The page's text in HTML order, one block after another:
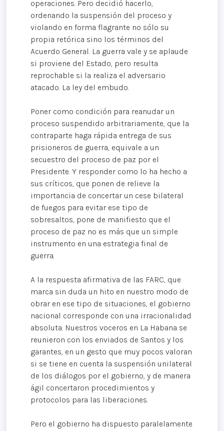
operaciones. Pero decidió hacerlo,
ordenando la suspensión del proceso y
violando en forma flagrante no sólo su
propia retórica sino los términos del
Acuerdo General. La guerra vale y se aplaude
si proviene del Estado, pero resulta
reprochable si la realiza el adversario
atacado. La ley del embudo.
Poner como condición para reanudar un
proceso suspendido arbitrariamente, que la
contraparte haga rápida entrega de sus
prisioneros de guerra, equivale a un
secuestro del proceso de paz por el
Presidente. Y responder como lo ha hecho a
sus críticos, que ponen de relieve la
importancia de concertar un cese bilateral
de fuegos para evitar ese tipo de
sobresaltos, pone de manifiesto que el
proceso de paz no es más que un simple
instrumento en una estrategia final de
guerra.
A la respuesta afirmativa de las FARC, que
marca sin duda un hito en nuestro modo de
obrar en ese tipo de situaciones, el gobierno
nacional corresponde con una irracionalidad
absoluta. Nuestros voceros en La Habana se
reunieron con los enviados de Santos y los
garantes, en un gesto que muy pocos valoran
si se tiene en cuenta la suspensión unilateral
de los diálogos por el gobierno, y de manera
ágil concertaron procedimientos y
protocolos para las liberaciones.
Pero el gobierno ha dispuesto paralelamente